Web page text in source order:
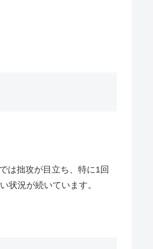
は拙攻が目立ち、特に1回
状況が続いています。